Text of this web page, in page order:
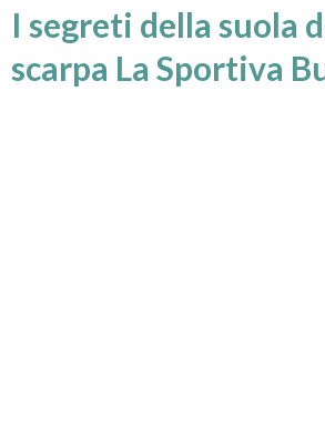
I segreti della suola
scarpa La Sportiva